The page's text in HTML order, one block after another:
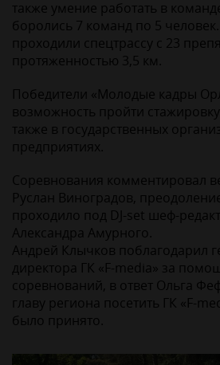
также умение работать в
боролись 7 команд по 5
проходили спецтрассу с 23
протяженностью 3,5 км.
Победители «Молодые кадры
возможность пройти
также в государственных
предприятиях.
Соревнования комментировал
Руслан Виноградов,
проходило под DJ-set шеф-
Александра Амурного.
Андрей Клычков поблагодарил
директора ГК «F-media» за
соревнований, в ответ Ольга
главу региона посетить ГК «F-
было принято.